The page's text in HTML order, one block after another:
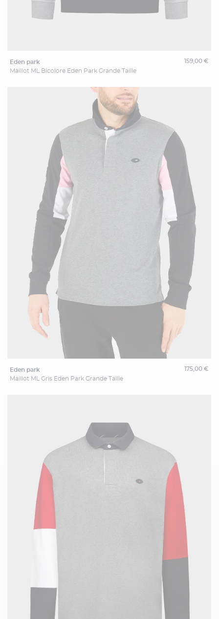
eden park
Maillot ML Bicolore Eden Park Grande Taille
159,00 €
eden park
Maillot ML Gris Eden Park Grande Taille
175,00 €